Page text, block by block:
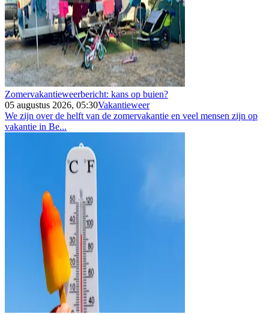
Zomervakantieweerbericht: kans op buien?
05 augustus 2026, 05:30Vakantieweer
We zijn over de helft van de zomervakantie en veel mensen zijn op
vakantie in Be...